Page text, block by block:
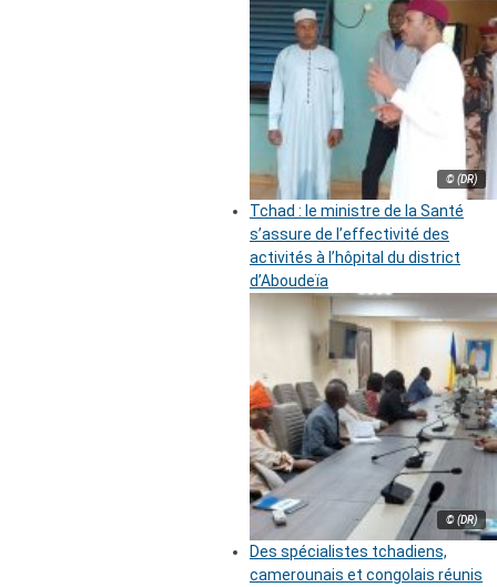
© (DR)
Tchad : le ministre de la Santé
s’assure de l’effectivité des
activités à l’hôpital du district
d’Aboudeïa
© (DR)
Des spécialistes tchadiens,
camerounais et congolais réunis